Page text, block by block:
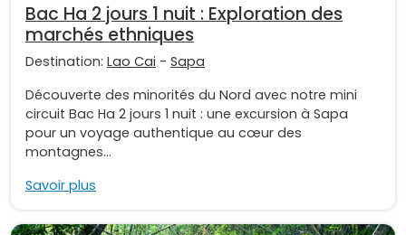
Bac Ha 2 jours 1 nuit : Exploration des
marchés ethniques
Destination: Lao Cai - Sapa
Découverte des minorités du Nord avec notre mini
circuit Bac Ha 2 jours 1 nuit : une excursion à Sapa
pour un voyage authentique au cœur des
montagnes...
Savoir plus